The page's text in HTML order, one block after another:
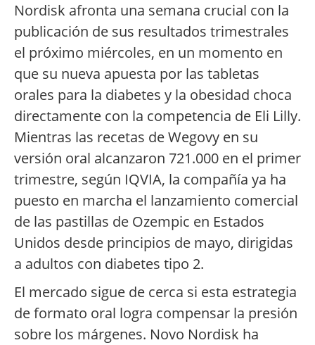
Nordisk afronta una semana crucial con la
publicación de sus resultados trimestrales
el próximo miércoles, en un momento en
que su nueva apuesta por las tabletas
orales para la diabetes y la obesidad choca
directamente con la competencia de Eli Lilly.
Mientras las recetas de Wegovy en su
versión oral alcanzaron 721.000 en el primer
trimestre, según IQVIA, la compañía ya ha
puesto en marcha el lanzamiento comercial
de las pastillas de Ozempic en Estados
Unidos desde principios de mayo, dirigidas
a adultos con diabetes tipo 2.
El mercado sigue de cerca si esta estrategia
de formato oral logra compensar la presión
sobre los márgenes. Novo Nordisk ha